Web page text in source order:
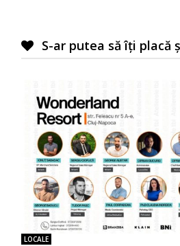
S-ar putea să îți placă
LOCALE